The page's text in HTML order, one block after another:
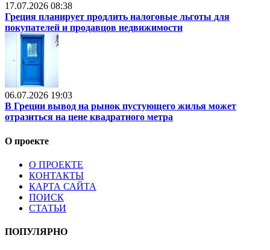
17.07.2026 08:38
Греция планирует продлить налоговые льготы для
покупателей и продавцов недвижимости
06.07.2026 19:03
В Греции вывод на рынок пустующего жилья может
отразиться на цене квадратного метра
О проекте
О ПРОЕКТЕ
КОНТАКТЫ
КАРТА САЙТА
ПОИСК
СТАТЬИ
ПОПУЛЯРНО